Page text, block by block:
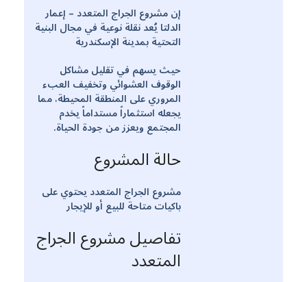
إن مشروع الجراج المتعدد – إعمار
الدلتا يُعد نقلة نوعية في مجال البنية
التحتية بمدينة الإسكندرية
حيث يسهم في تقليل مشاكل
الوقوف العشوائي وتخفيف العبء
المروري على المنطقة المحيطة، مما
يجعله استثماراً مستداماً يخدم
المجتمع ويعزز من جودة الحياة.
حالة المشروع
مشروع الجراج المتعدد يحتوي على
باكيات متاحة للبيع أو للإيجار
تفاصيل مشروع الجراج
المتعدد